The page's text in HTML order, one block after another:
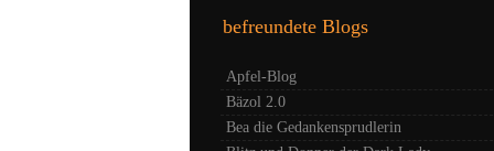
befreundete Blogs
Apfel-Blog
Bäzol 2.0
Bea die Gedankensprudlerin